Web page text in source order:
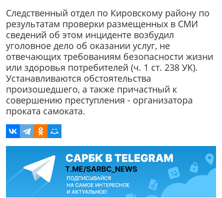
Следственный отдел по Кировскому району по
результатам проверки размещенных в СМИ
сведений об этом инциденте возбудил
уголовное дело об оказании услуг, не
отвечающих требованиям безопасности жизни
или здоровья потребителей (ч. 1 ст. 238 УК).
Устанавливаются обстоятельства
произошедшего, а также причастный к
совершению преступления - организатора
проката самоката.